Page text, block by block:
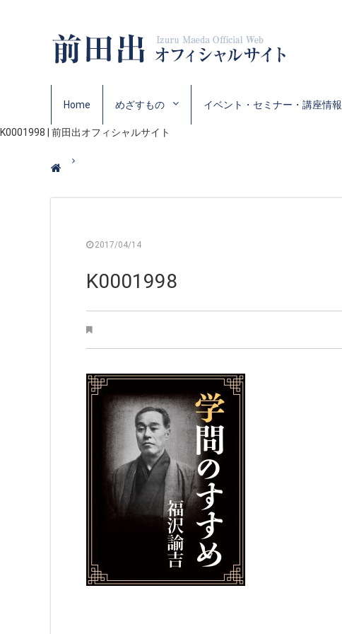
Home めざすもの イベント・セミナー・講座情報
K0001998 | 前田出オフィシャルサイト
2017/04/14
K0001998